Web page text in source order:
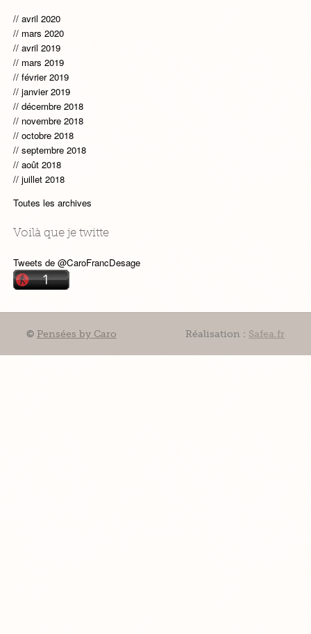
avril 2020
mars 2020
avril 2019
mars 2019
février 2019
janvier 2019
décembre 2018
novembre 2018
octobre 2018
septembre 2018
août 2018
juillet 2018
Toutes les archives
Voilà que je twitte
Tweets de @CaroFrancDesage
© Pensées by Caro Réalisation : Safea.fr